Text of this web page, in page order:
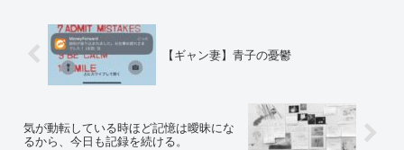
【ギャン妻】青子の憂鬱
気が動転している時ほど記憶は曖昧にな
るから、今日も記録を続ける。